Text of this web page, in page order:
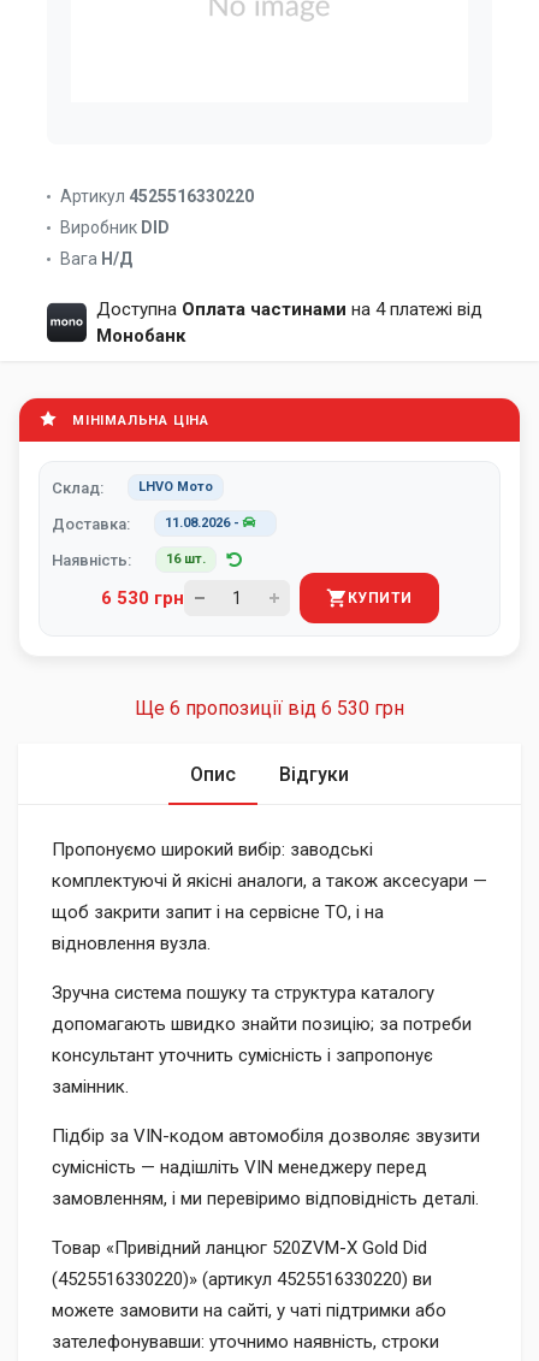
Артикул 4525516330220
Виробник DID
Вага Н/Д
Доступна Оплата частинами на 4 платежі від
Монобанк
МІНІМАЛЬНА ЦІНА
Склад: LHVO Мото
Доставка: 11.08.2026-
Наявність: 16 шт.
6 530 грн КУПИТИ
Ще 6 пропозиції від 6 530 грн
Опис Відгуки
Пропонуємо широкий вибір: заводські
комплектуючі й якісні аналоги, а також аксесуари —
щоб закрити запит і на сервісне ТО, і на
відновлення вузла.
Зручна система пошуку та структура каталогу
допомагають швидко знайти позицію; за потреби
консультант уточнить сумісність і запропонує
замінник.
Підбір за VIN-кодом автомобіля дозволяє звузити
сумісність — надішліть VIN менеджеру перед
замовленням, і ми перевіримо відповідність деталі.
Товар «Привідний ланцюг 520ZVM-X Gold Did
(4525516330220)» (артикул 4525516330220) ви
можете замовити на сайті, у чаті підтримки або
зателефонувавши: уточнимо наявність, строки